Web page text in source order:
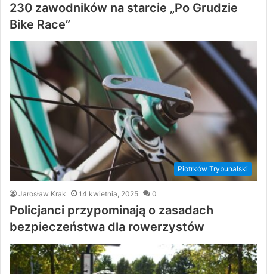
230 zawodników na starcie „Po Grudzie
Bike Race”
Piotrków Trybunalski
Jarosław Krak 14 kwietnia, 2025 0
Policjanci przypominają o zasadach
bezpieczeństwa dla rowerzystów